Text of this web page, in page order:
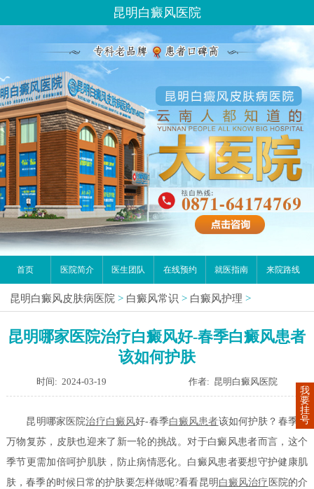
昆明白癜风医院
首页 医院简介 医生团队 在线预约 就医指南 来院路线
昆明白癜风皮肤病医院 > 白癜风常识 > 白癜风护理 >
昆明哪家医院治疗白癜风好-春季白癜风患者
该如何护肤
时间: 2024-03-19 作者: 昆明白癜风医院
昆明哪家医院治疗白癜风好-春季白癜风患者该如何护肤？春季，
万物复苏，皮肤也迎来了新一轮的挑战。对于白癜风患者而言，这个
季节更需加倍呵护肌肤，防止病情恶化。白癜风患者要想守护健康肌
肤，春季的时候日常的护肤要怎样做呢?看看昆明 白癜风治疗 医院的介
我
要
挂
号